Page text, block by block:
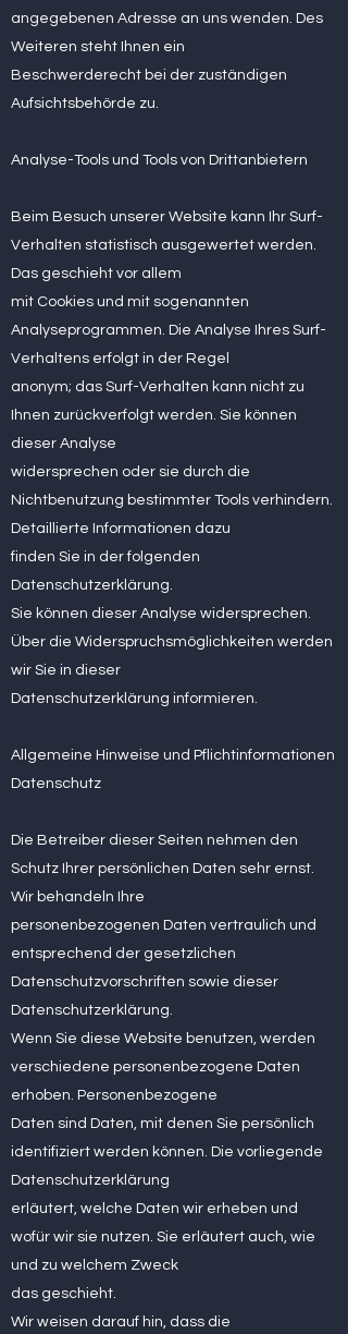
angegebenen Adresse an uns wenden. Des
Weiteren steht Ihnen ein
Beschwerderecht bei der zuständigen
Aufsichtsbehörde zu.
Analyse-Tools und Tools von Drittanbietern
Beim Besuch unserer Website kann Ihr Surf-
Verhalten statistisch ausgewertet werden.
Das geschieht vor allem
mit Cookies und mit sogenannten
Analyseprogrammen. Die Analyse Ihres Surf-
Verhaltens erfolgt in der Regel
anonym; das Surf-Verhalten kann nicht zu
Ihnen zurückverfolgt werden. Sie können
dieser Analyse
widersprechen oder sie durch die
Nichtbenutzung bestimmter Tools verhindern.
Detaillierte Informationen dazu
finden Sie in der folgenden
Datenschutzerklärung.
Sie können dieser Analyse widersprechen.
Über die Widerspruchsmöglichkeiten werden
wir Sie in dieser
Datenschutzerklärung informieren.
Allgemeine Hinweise und Pflichtinformationen
Datenschutz
Die Betreiber dieser Seiten nehmen den
Schutz Ihrer persönlichen Daten sehr ernst.
Wir behandeln Ihre
personenbezogenen Daten vertraulich und
entsprechend der gesetzlichen
Datenschutzvorschriften sowie dieser
Datenschutzerklärung.
Wenn Sie diese Website benutzen, werden
verschiedene personenbezogene Daten
erhoben. Personenbezogene
Daten sind Daten, mit denen Sie persönlich
identifiziert werden können. Die vorliegende
Datenschutzerklärung
erläutert, welche Daten wir erheben und
wofür wir sie nutzen. Sie erläutert auch, wie
und zu welchem Zweck
das geschieht.
Wir weisen darauf hin, dass die